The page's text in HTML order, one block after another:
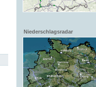
Niederschlagsradar